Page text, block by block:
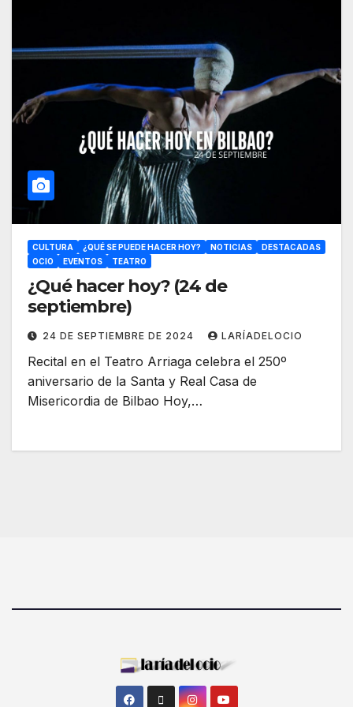
CULTURA ¿QUÉ SE PUEDE HACER HOY? NOTICIAS
DESTACADAS
OCIO
EVENTOS TEATRO
¿Qué hacer hoy? (24 de
septiembre)
24 DE SEPTIEMBRE DE 2024 LARÍADELOCIO
Recital en el Teatro Arriaga celebra el 250º
aniversario de la Santa y Real Casa de
Misericordia de Bilbao Hoy,…